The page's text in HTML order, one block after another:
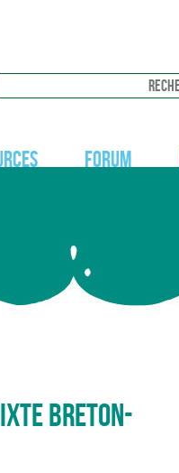
Forum
breton-